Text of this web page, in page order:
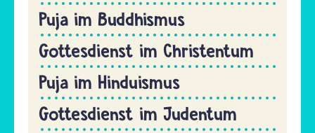
Puja im Buddhismus
Gottesdienst im Christentum
Puja im Hinduismus
Gottesdienst im Judentum